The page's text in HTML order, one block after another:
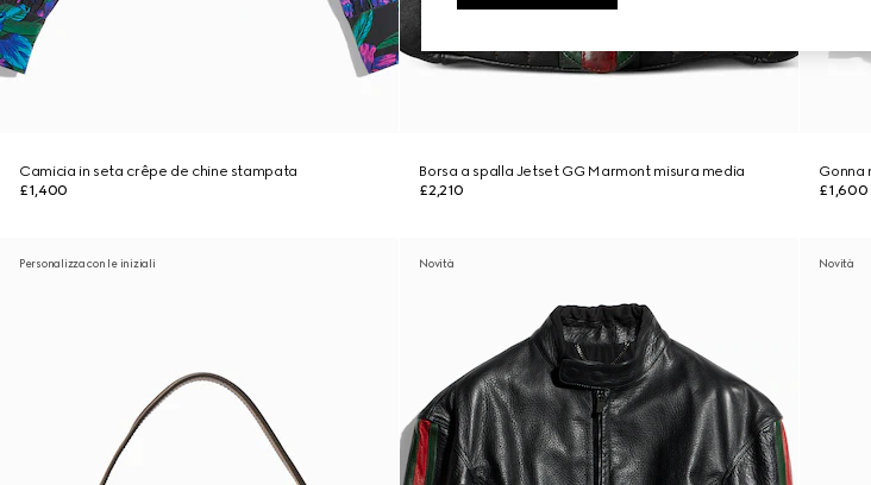
Camicia in seta crêpe de chine stampata
£1,400
Borsa a spalla Jetset GG Marmont misura media
£2,210
Gonna
£1,600
Personalizza con le iniziali Novità Novità